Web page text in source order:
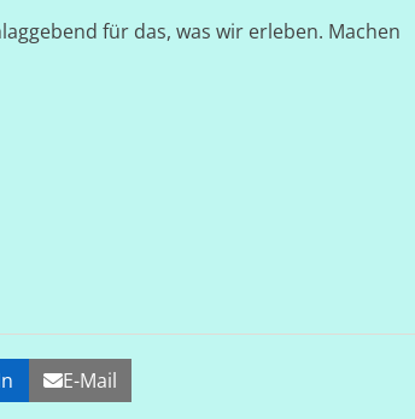
für das, was wir erleben. Machen
E-Mail